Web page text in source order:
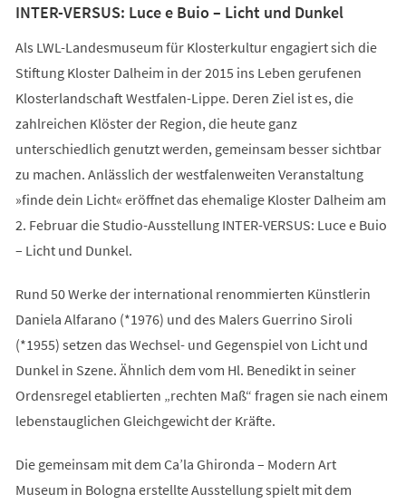
INTER-VERSUS: Luce e Buio – Licht und Dunkel
Als LWL-Landesmuseum für Klosterkultur engagiert sich die
Stiftung Kloster Dalheim in der 2015 ins Leben gerufenen
Klosterlandschaft Westfalen-Lippe. Deren Ziel ist es, die
zahlreichen Klöster der Region, die heute ganz
unterschiedlich genutzt werden, gemeinsam besser sichtbar
zu machen. Anlässlich der westfalenweiten Veranstaltung
»finde dein Licht« eröffnet das ehemalige Kloster Dalheim am
2. Februar die Studio-Ausstellung INTER-VERSUS: Luce e Buio
– Licht und Dunkel.
Rund 50 Werke der international renommierten Künstlerin
Daniela Alfarano (*1976) und des Malers Guerrino Siroli
(*1955) setzen das Wechsel- und Gegenspiel von Licht und
Dunkel in Szene. Ähnlich dem vom Hl. Benedikt in seiner
Ordensregel etablierten „rechten Maß“ fragen sie nach einem
lebenstauglichen Gleichgewicht der Kräfte.
Die gemeinsam mit dem Ca’la Ghironda – Modern Art
Museum in Bologna erstellte Ausstellung spielt mit dem